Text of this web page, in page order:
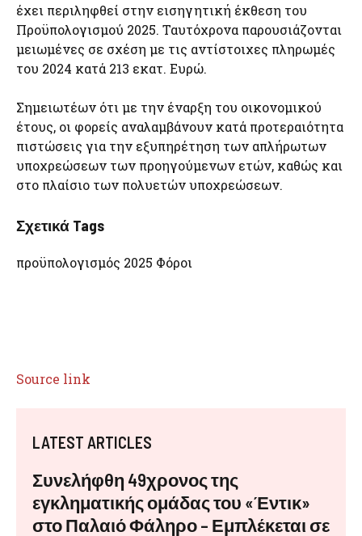
έχει περιληφθεί στην εισηγητική έκθεση του
Προϋπολογισμού 2025. Ταυτόχρονα παρουσιάζονται
μειωμένες σε σχέση με τις αντίστοιχες πληρωμές
του 2024 κατά 213 εκατ. Ευρώ.
Σημειωτέων ότι με την έναρξη του οικονομικού
έτους, οι φορείς αναλαμβάνουν κατά προτεραιότητα
πιστώσεις για την εξυπηρέτηση των απλήρωτων
υποχρεώσεων των προηγούμενων ετών, καθώς και
στο πλαίσιο των πολυετών υποχρεώσεων.
Σχετικά Tags
προϋπολογισμός 2025 Φόροι
Source link
LATEST ARTICLES
Συνελήφθη 49χρονος της
εγκληματικής ομάδας του «Έντικ»
στο Παλαιό Φάληρο – Εμπλέκεται σε